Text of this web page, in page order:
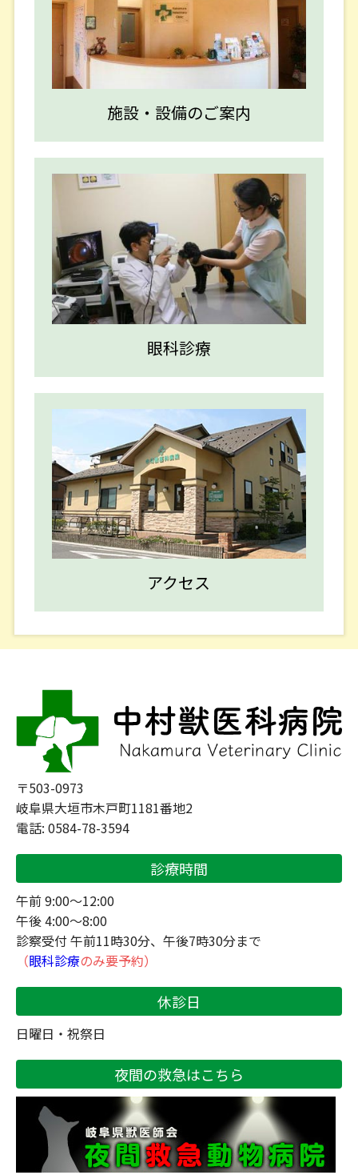
■２０２６／０２／１７■
３月 診察時間変更および臨時休診のお知らせ
■２０２６／０１／１６■
２月 診察時間変更および臨時休診のお知らせ
２月 ５日（木） 午後６時３０分までの診療とな
ります。
■２０２５／１１／１２■
１２月 診察時間変更のお知らせ
１２月１３日（土）午後 休診 となります
■２０２５／１０／１９■
１１月 休診のお知らせ
１１月１日（土）終日 休診となります。
■２０２５／０７／２８■
８月７日（木） 午後６時３０分までの診療となり
ます。
お盆休みの診察時間のお知らせ
・８月１０日（日）～１１日（月） ×
・８月１２日（火） 〇
・８月１３日（水）～１５日（金） ×
・８月１６日（土） 〇
・８月１７日（日） ×
お盆休みの期間 岐阜県獣医師会 夜間救急動物病院
は
ＰＭ２１：００～翌日ＡＭ１：００まで診察していま
す。
■２０２５／０６／２７■
７月 診察時間変更および臨時休診のお知らせ
７月１０日（木） 午後６時３０分までの診療とな
ります。
施設・設備のご案内
眼科診療
アクセス
〒503-0973
岐阜県大垣市木戸町1181番地2
電話: 0584-78-3594
診療時間
午前 9:00～12:00
午後 4:00～8:00
診察受付 午前11時30分、午後7時30分まで
（眼科診療のみ要予約）
休診日
日曜日・祝祭日
夜間の救急はこちら